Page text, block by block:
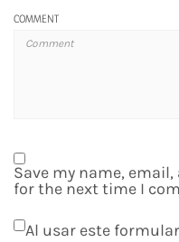
COMMENT
Save my name,
for the next time I
Al usar este